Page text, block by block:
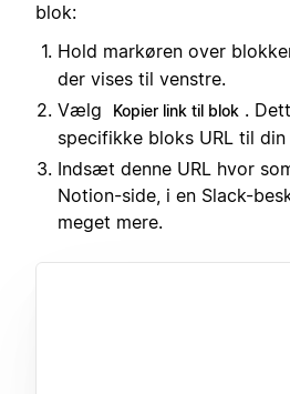
blok:
Hold markøren over
der vises til venstre.
Vælg
Kopier link til blok .
specifikke bloks URL til
Indsæt denne URL hvor
Notion-side, i en Slack-
meget mere.